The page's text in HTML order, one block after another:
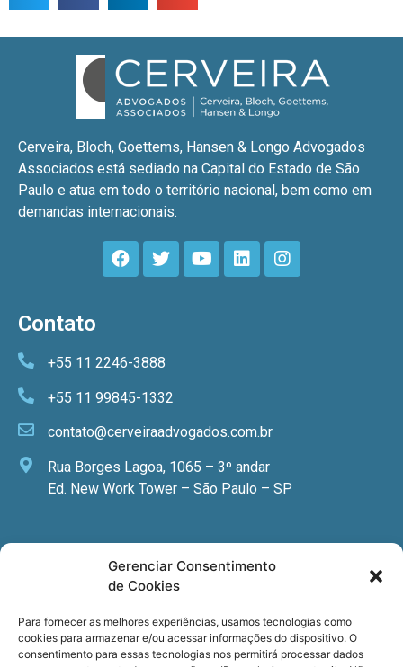
Gerenciar Consentimento
de Cookies
Para fornecer as melhores experiências, usamos tecnologias como
cookies para armazenar e/ou acessar informações do dispositivo. O
consentimento para essas tecnologias nos permitirá processar dados
Cerveira, Bloch, Goettems, Hansen & Longo Advogados
Associados está sediado na Capital do Estado de São
Paulo e atua em todo o território nacional, bem como em
demandas internacionais.
Contato
+55 11 2246-3888
+55 11 99845-1332
contato@cerveiraadvogados.com.br
Rua Borges Lagoa, 1065 – 3º andar
Ed. New Work Tower – São Paulo – SP
Newsletter
especializadas, cursos e eventos?
Registre seu email.